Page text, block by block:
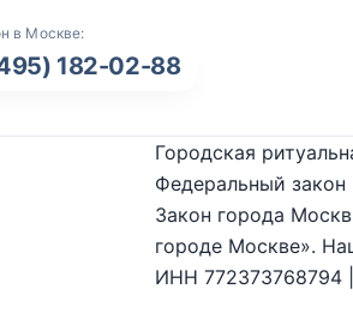
в Москве:
182-02-88
Городская
Федеральный
Закон города
городе Москве».
ИНН 772373768794